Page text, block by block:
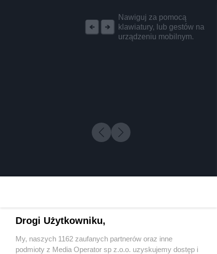
Nawiguj za pomocą
klawiatury, lub gestów na
urządzeniu mobilnym.
Wydawca mediów lokalnych
Drogi Użytkowniku,
My, naszych 1162 zaufanych partnerów oraz inne
podmioty z Media Operator sp z.o.o. uzyskujemy dostęp i